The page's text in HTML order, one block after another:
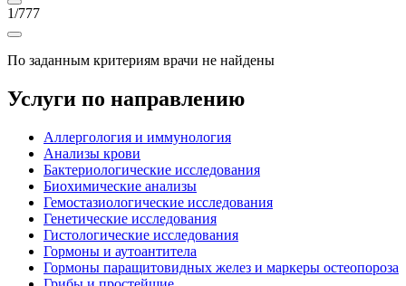
1/777
По заданным критериям врачи не найдены
Услуги по направлению
Аллергология и иммунология
Анализы крови
Бактериологические исследования
Биохимические анализы
Гемостазиологические исследования
Генетические исследования
Гистологические исследования
Гормоны и аутоантитела
Гормоны паращитовидных желез и маркеры остеопороза